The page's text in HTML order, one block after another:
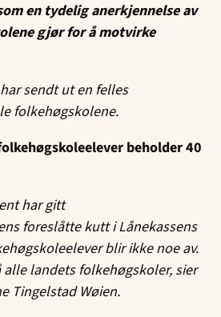
en tydelig anerkjennelse av
gjør for å motvirke
sendt ut en felles
folkehøgskolene.
beholder 40
har gitt
foreslåtte kutt i Lånekassens
blir ikke noe av.
alle landets folkehøgskoler, sier
Tingelstad Wøien.